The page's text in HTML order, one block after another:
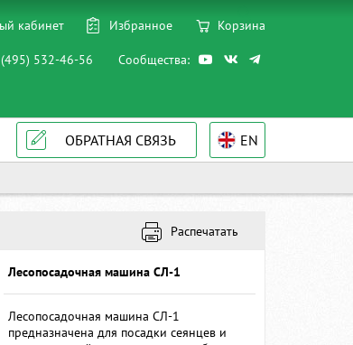
кабинет Избранное Корзина
532-46-56 Сообщества:
ОБРАТНАЯ СВЯЗЬ EN
Распечатать
Лесопосадочная машина СЛ-1
Лесопосадочная машина СЛ-1
предназначена для посадки сеянцев и